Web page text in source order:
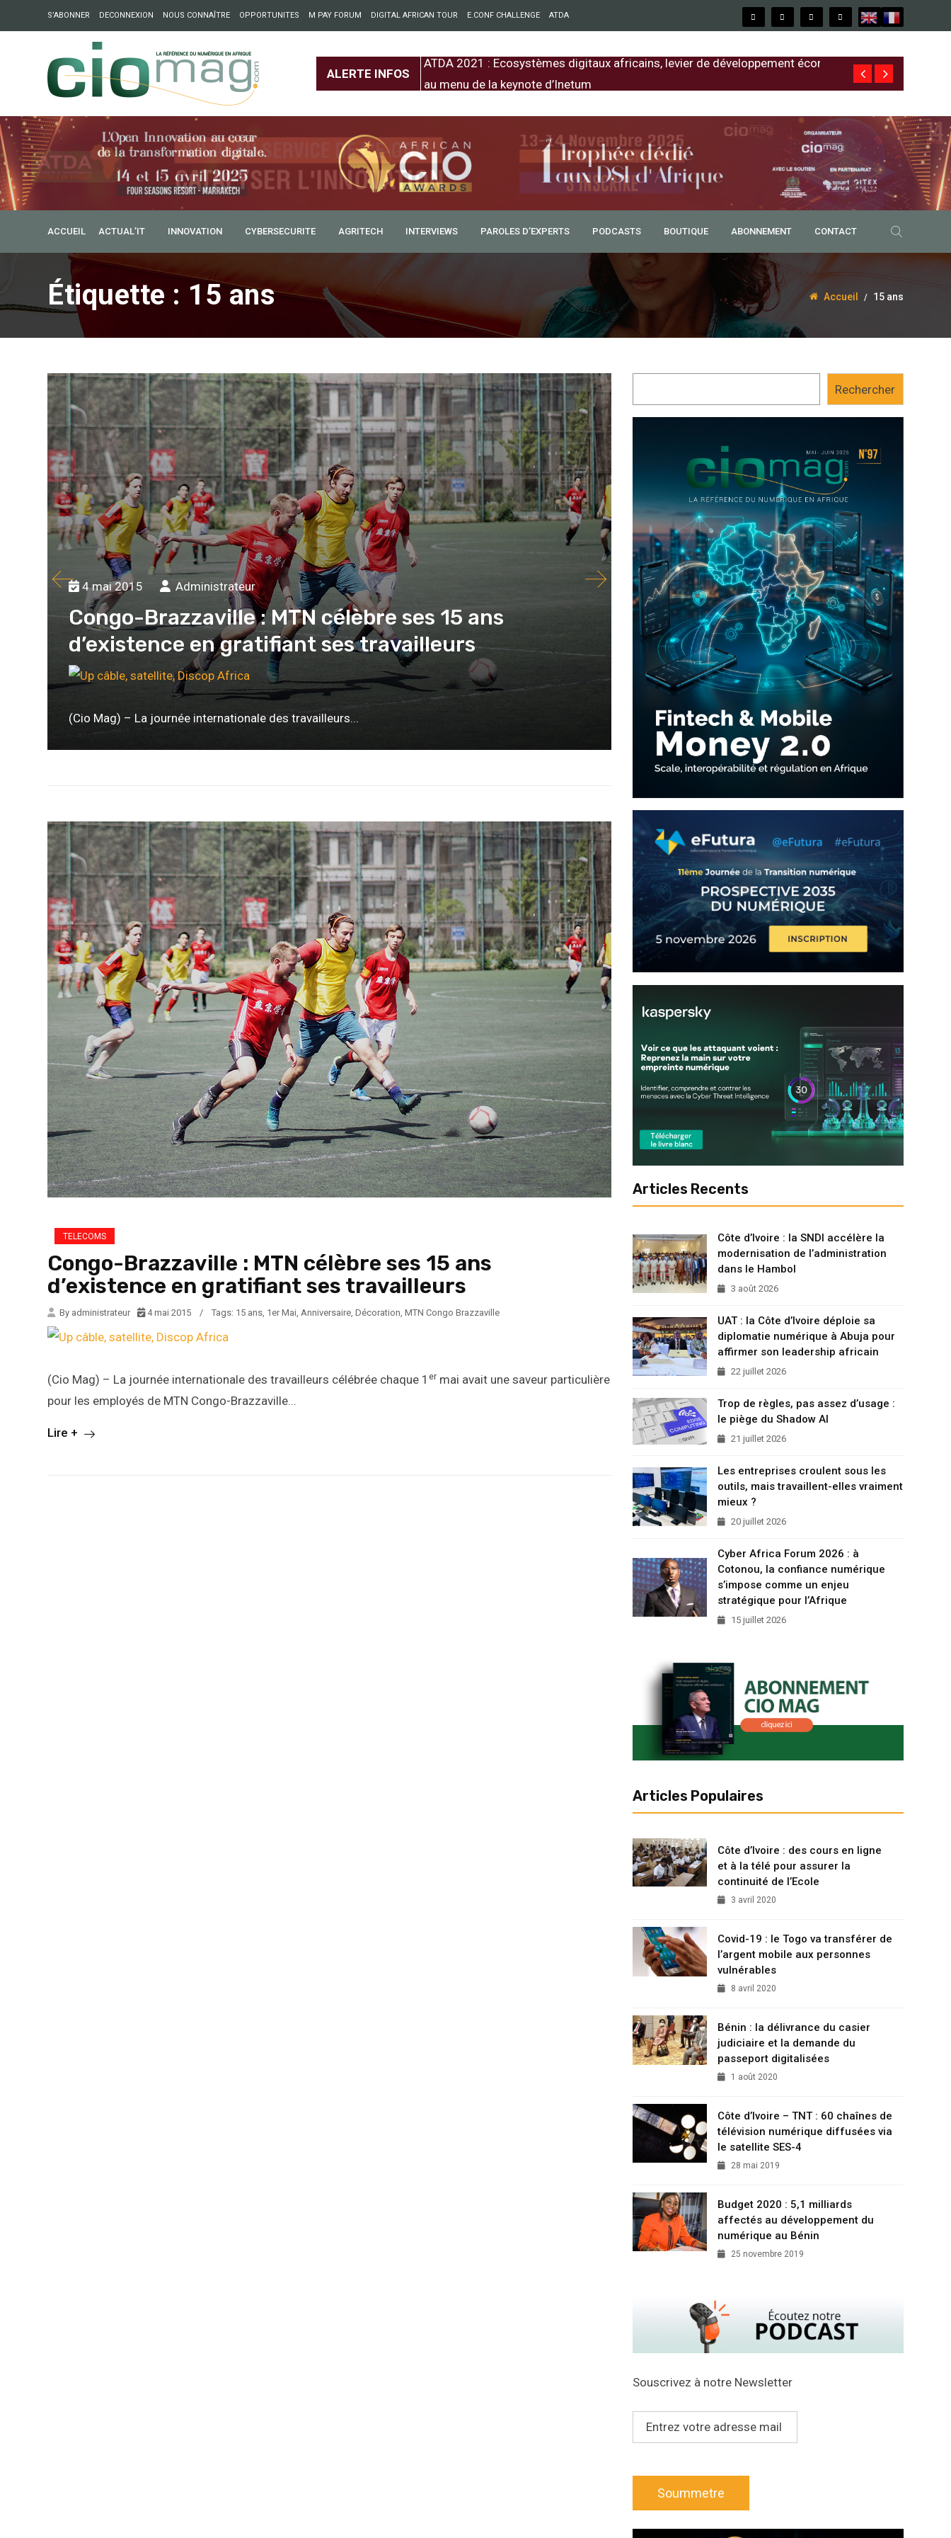
S’ABONNER DECONNEXION NOUS CONNAÎTRE OPPORTUNITES M PAY FORUM DIGITAL AFRICAN TOUR E.CONF CHALLENGE ATDA
ALERTE INFOS
: Partech Shaker lance Chapter54 pour créer des ponts entre l’Europe et
ATDA 2021 : Ecosystèmes digitaux africains, levier de développement économique
au menu de la keynote d’Inetum
Free au
ACCUEIL ACTUAL’IT INNOVATION CYBERSECURITE AGRITECH INTERVIEWS PAROLES D’EXPERTS PODCASTS BOUTIQUE ABONNEMENT CONTACT
Étiquette : 15 ans Accueil 15 ans
4 mai 2015 Administrateur
Congo-Brazzaville : MTN célèbre ses 15 ans
d’existence en gratifiant ses travailleurs
(Cio Mag) – La journée internationale des travailleurs...
TELECOMS
Congo-Brazzaville : MTN célèbre ses 15 ans
d’existence en gratifiant ses travailleurs
By administrateur 4 mai 2015 / Tags: 15 ans 1er Mai Anniversaire Décoration MTN Congo Brazzaville
(Cio Mag) – La journée internationale des travailleurs célébrée chaque 1 er mai avait une saveur particulière
pour les employés de MTN Congo-Brazzaville...
Lire +
Rechercher
Articles Recents
Côte d’Ivoire : la SNDI accélère la
modernisation de l’administration
dans le Hambol
3 août 2026
UAT : la Côte d’Ivoire déploie sa
diplomatie numérique à Abuja pour
affirmer son leadership africain
22 juillet 2026
Trop de règles, pas assez d’usage :
le piège du Shadow AI
21 juillet 2026
Les entreprises croulent sous les
outils, mais travaillent-elles vraiment
mieux ?
20 juillet 2026
Cyber Africa Forum 2026 : à
Cotonou, la confiance numérique
s’impose comme un enjeu
stratégique pour l’Afrique
15 juillet 2026
Articles Populaires
Côte d’Ivoire : des cours en ligne
et à la télé pour assurer la
continuité de l’Ecole
3 avril 2020
Covid-19 : le Togo va transférer de
l’argent mobile aux personnes
vulnérables
8 avril 2020
Bénin : la délivrance du casier
judiciaire et la demande du
passeport digitalisées
1 août 2020
Côte d’Ivoire – TNT : 60 chaînes de
télévision numérique diffusées via
le satellite SES-4
28 mai 2019
Budget 2020 : 5,1 milliards
affectés au développement du
numérique au Bénin
25 novembre 2019
Souscrivez à notre Newsletter